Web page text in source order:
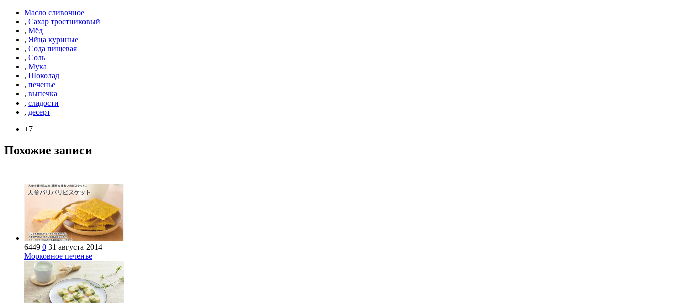
Масло сливочное
, Сахар тростниковый
, Мёд
, Яйца куриные
, Сода пищевая
, Соль
, Мука
, Шоколад
, печенье
, выпечка
, сладости
, десерт
+7
Похожие записи
6449 0 31 августа 2014
Морковное печенье